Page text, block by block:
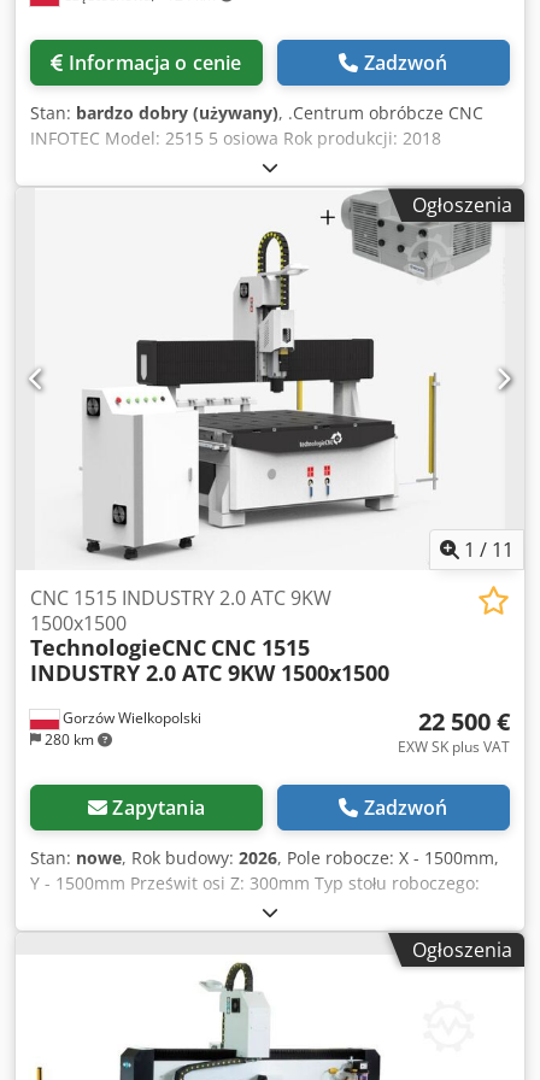
głowicy obróbczej Automatyczna wymiana narzędzi
Odsysacz do mocowania obrabianego elementu Maszyna
znajduje, zarówno pod względem technicznym, jak i
prawnym („tak, jak widoczna i w takim stanie, w jakim
kupujący ją zaakceptuje”), w oparciu o dokumentację
fotograficzną oraz dokumentację techniczną/handlową o
charakterze opisowym. Kupujący ma prawo do
sprawdzenia stanu maszyny przed odbiorem i ponosi
odpowiedzialność za jej instalację, zabezpieczenie i
użytkowanie w docelowym miejscu. Referencja
Informacja o cenie Zadzwoń
Stan: bardzo dobry (używany), .Centrum obróbcze CNC
INFOTEC Model: 2515 5 osiowa Rok produkcji: 2018
Wymiary pola roboczego maszyny dla osi X i Y: X 2100 mm
Y 3100 mm Skok głowicy w osi Z: 1250 mm Szybkość jazdy
maszyny X,Y.Z: X: 80m/min Y: 80m/min Z: 12m/min Chsdpfx
Ajun Rqgsqgsa Stół próżniowy Pompa BECKER Wrzeciono
firmy HITECO z mocowaniem na stożki w standardzie HSK
63F Cena nowej maszyny: około 135.000 €.
Ogłoszenia
1 / 11
Gorzów Wielkopolski
280 km
CNC 1515 INDUSTRY 2.0 ATC 9KW
1500x1500
TechnologieCNC CNC 1515
INDUSTRY 2.0 ATC 9KW 1500x1500
22 500 €
EXW SK plus VAT
Zapytania Zadzwoń
Stan: nowe, Rok budowy: 2026, Pole robocze: X - 1500mm,
Y - 1500mm Prześwit osi Z: 300mm Typ stołu roboczego:
hybrydowy, tj. podciśnienie + szyny mechaniczne Ilość
sekcji próżniowych: 2 Max. szybkość pracy w wolnych
przejazdach: do 40m/min Max. szybkość pracy w materiale:
do 25m/min Rozdzielczość programowa: 0,01mm
Rozdzielczość mechaniczna: 0,04mm Elektrowrzeciono
9kW, 24000 obr./min na pełnym ceramicznym
ułożyskowaniu Pompa próżniowa Becker KVT 3.140 Napęd
Ogłoszenia